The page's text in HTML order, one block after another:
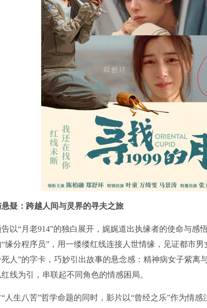
疑：跨越人间与灵界的寻夫之旅
以“月老914”的独白展开，娓娓道出执缘者的使命与感
缘分程序员”，用一缕缕红线连接人世情缘，见证都市
死人”的字卡，巧妙引出故事的悬念感：精神病女子紫离
线为引，串联起不同角色的情感困局。
“人生八苦”哲学命题的同时，影片以“曾经之乐”作为情